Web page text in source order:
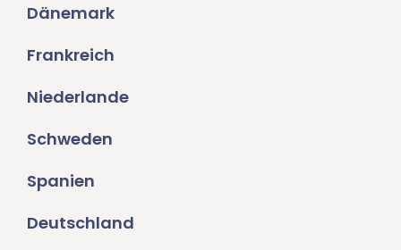
Dänemark
Frankreich
Niederlande
Schweden
Spanien
Deutschland